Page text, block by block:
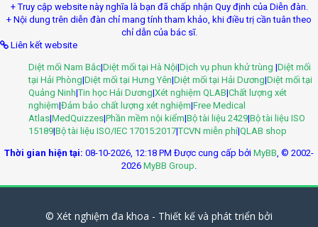
© Xét nghiệm đa khoa - Thiết kế và phát triển bởi
+ Truy cập website này nghĩa là bạn đã chấp nhận Quy định của Diễn đàn.
+ Nội dung trên diễn đàn chỉ mang tính tham khảo, khi điều trị cần tuân theo
chỉ dẫn của bác sĩ.
Liên kết website
Diệt mối Nam Bắc|Diệt mối tại Hà Nội|Dịch vụ phun khử trùng |Diệt mối
tại Hải Phòng|Diệt mối tại Hưng Yên|Diệt mối tại Hải Dương|Diệt mối tại
Quảng Ninh|Tin học Hải Dương|Xét nghiệm QLAB|Chất lượng xét
nghiệm|Đảm bảo chất lượng xét nghiệm|Free Medical
Atlas|MedQuizzes|Phần mềm nội kiểm|Bộ tài liệu 2429|Bộ tài liệu ISO
15189|Bộ tài liệu ISO/IEC 17015:2017|TCVN miễn phí|QLAB shop
Thời gian hiện tại: 08-10-2026, 12:18 PM Được cung cấp bởi MyBB, © 2002-
2026 MyBB Group.